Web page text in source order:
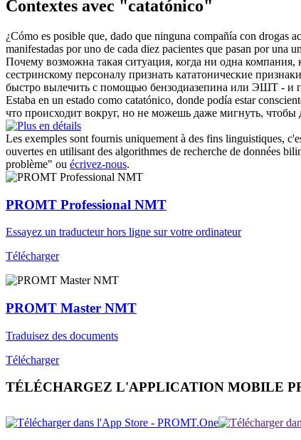
Contextes avec "catatónico"
¿Cómo es posible que, dado que ninguna compañía con drogas
manifestadas por uno de cada diez pacientes que pasan por una
Почему возможна такая ситуация, когда ни одна
сестринскому персоналу признать кататонические
быстро вылечить с помощью бензодиазепина или ЭШТ - и
Estaba en un estado como catatónico, donde podía estar
что происходит вокруг, но не можешь даже мигнуть, чтобы
Les exemples sont fournis uniquement à des fins linguistiques,
ouvertes en utilisant des algorithmes de recherche de données
problème" ou écrivez-nous.
PROMT Professional NMT
Essayez un traducteur hors ligne sur votre ordinateur
Télécharger
PROMT Master NMT
Traduisez des documents
Télécharger
TÉLÉCHARGEZ L'APPLICATION MOBILE